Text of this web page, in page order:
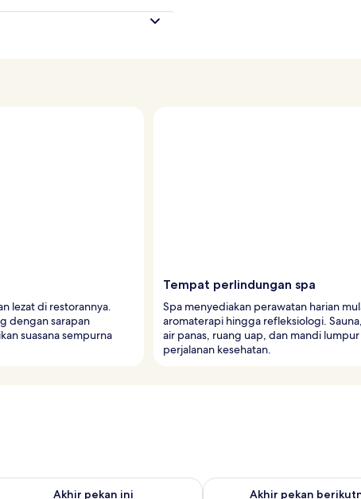
lezat di restorannya.
dengan sarapan
suasana sempurna
Tempat perlindungan spa
Spa menyediakan perawatan harian
aromaterapi hingga refleksiologi.
air panas, ruang uap, dan mandi
perjalanan kesehatan.
11
Akhir pekan ini
ketersediaan untuk akhir pekan ini Agu 14 - Agu 16
Akhir pekan
Periksa ketersediaan